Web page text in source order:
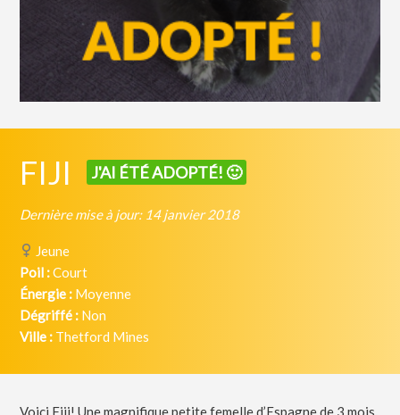
FIJI J'AI ÉTÉ ADOPTÉ! 🙂
Dernière mise à jour: 14 janvier 2018
Jeune
Poil :Court
Énergie : Moyenne
Dégriffé : Non
Ville : Thetford Mines
Voici Fiji! Une magnifique petite femelle d’Espagne de 3 mois.